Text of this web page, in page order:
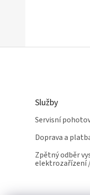
Služby
Servisní
Doprava a
Zpětný odběr
elektrozařízení